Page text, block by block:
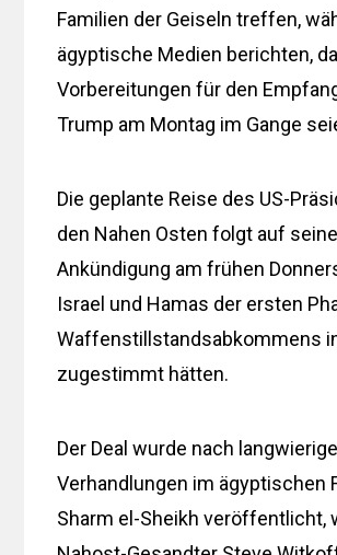
Familien der Geiseln treffen,
ägyptische Medien berichten,
Vorbereitungen für den
Trump am Montag im Gange
Die geplante Reise des US-
den Nahen Osten folgt auf seine
Ankündigung am frühen
Israel und Hamas der ersten
Waffenstillstandsabkommens
zugestimmt hätten.
Der Deal wurde nach
Verhandlungen im ägyptischen
Sharm el-Sheikh veröffentlicht,